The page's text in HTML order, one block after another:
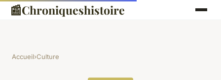
📰Chroniqueshistoire
Accueil›Culture